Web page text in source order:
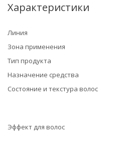
Характеристики
Линия
Зона применения
Тип продукта
Назначение средства
Состояние и текстура волос
Эффект для волос